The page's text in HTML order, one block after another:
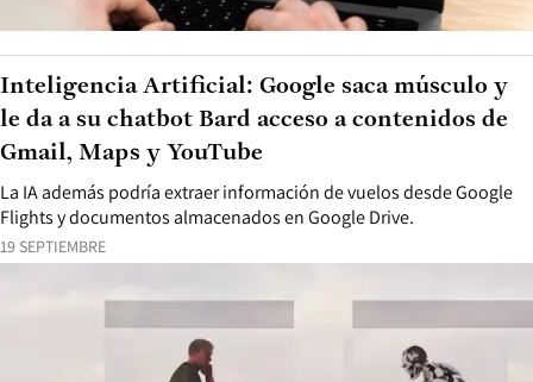
19 SEPTIEMBRE
La IA además podría extraer información de vuelos desde Google
Flights y documentos almacenados en Google Drive.
Inteligencia Artificial: Google saca músculo y
le da a su chatbot Bard acceso a contenidos de
Gmail, Maps y YouTube